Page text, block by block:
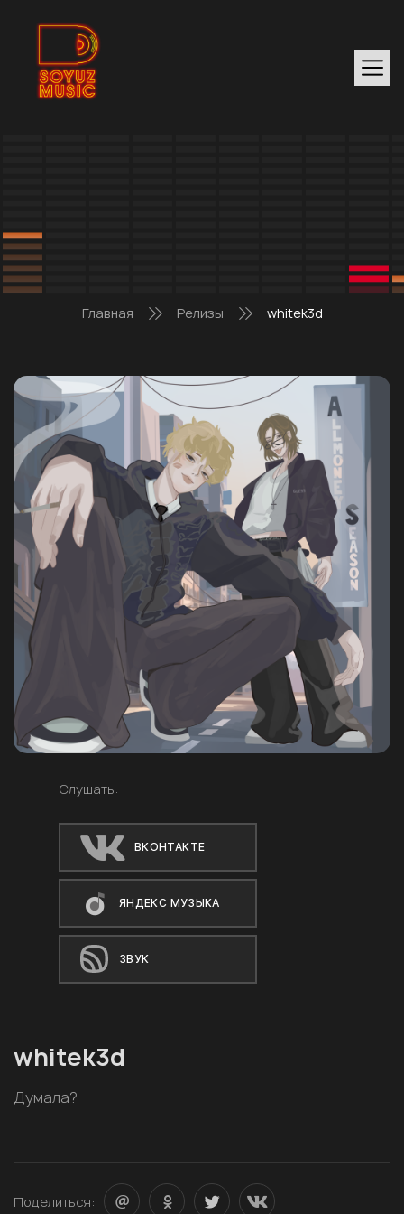
Главная Релизы whitek3d
Слушать:
ВКОНТАКТЕ
ЯНДЕКС МУЗЫКА
ЗВУК
whitek3d
Думала?
Поделиться: